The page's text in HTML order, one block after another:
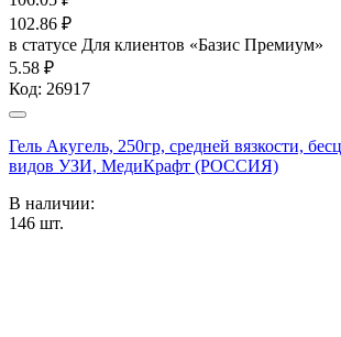
102.86 ₽
в статусе Для клиентов «Базис Премиум»
5.58 ₽
Код: 26917
Гель Акугель, 250гр, средней вязкости,
видов УЗИ, МедиКрафт (РОССИЯ)
В наличии:
146 шт.